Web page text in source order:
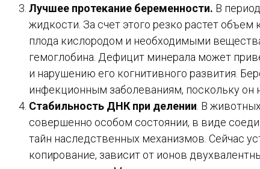
Лучшее протекание беременности. В
жидкости. За счет этого резко растет
плода кислородом и необходимыми
гемоглобина. Дефицит минерала может
и нарушению его когнитивного развития.
инфекционным заболеваниям, поскольку он
Стабильность ДНК при делении . В
совершенно особом состоянии, в виде
тайн наследственных механизмов. Сейчас
копирование, зависит от ионов